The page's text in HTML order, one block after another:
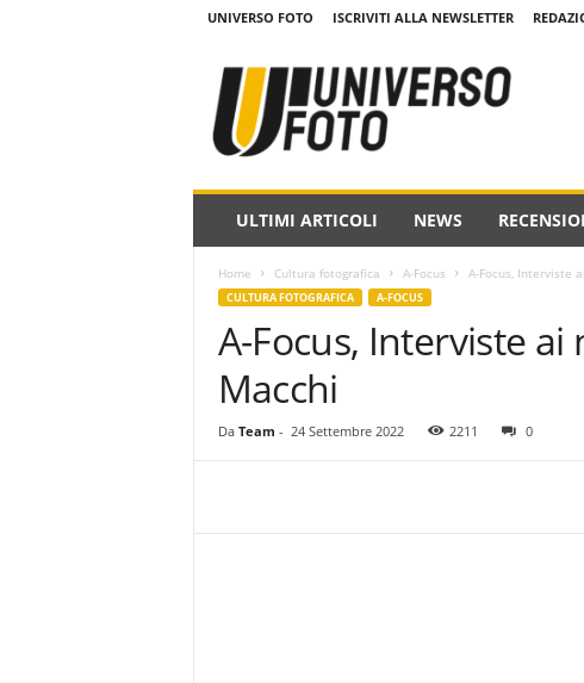
UNIVERSO FOTO ISCRIVITI ALLA NEWSLETTER
.
ULTIMI ARTICOLI NEWS
Home Cultura fotografica A-Focus A-Focus, Interviste
CULTURA FOTOGRAFICA A-FOCUS
A-Focus, Interviste
Macchi
Da Team - 24 Settembre 2022 2211 0